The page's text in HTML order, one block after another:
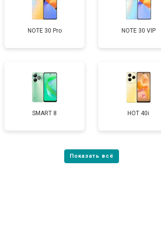
от 90 мин
NOTE 30 Pro NOTE 30 VIP
SMART 8 HOT 40i